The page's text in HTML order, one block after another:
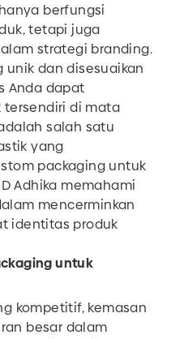
berfungsi
tetapi juga
strategi branding.
unik dan disesuaikan
Anda dapat
tersendiri di mata
salah satu
yang
packaging untuk
Adhika memahami
mencerminkan
identitas produk
untuk
kompetitif, kemasan
besar dalam